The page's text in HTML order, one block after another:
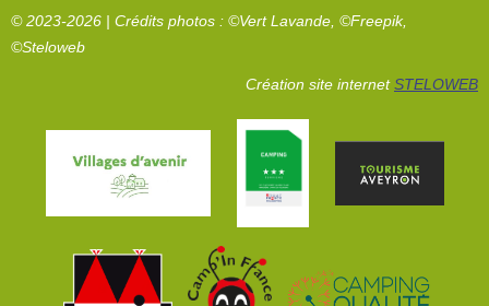
© 2023-2026 | Crédits photos : ©Vert Lavande, ©Freepik,
©Steloweb
Création site internetSTELOWEB